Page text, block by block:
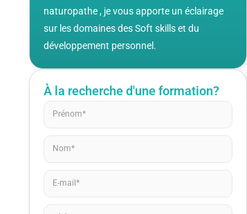
naturopathe , je vous apporte un éclairage
sur les domaines des Soft skills et du
développement personnel.
À la recherche d'une formation?